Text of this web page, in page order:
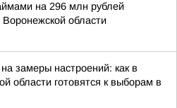
на 296 млн рублей
Воронежской области
замеры настроений: как в
области готовятся к выборам в